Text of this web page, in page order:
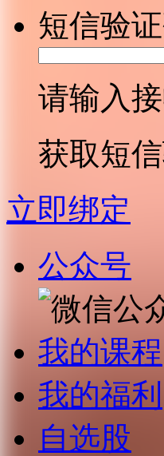
短信验证
请输入
获取短
立即绑定
公众号
我的课程
我的福利
自选股